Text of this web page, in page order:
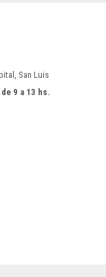
San Luis
9 a 13 hs.